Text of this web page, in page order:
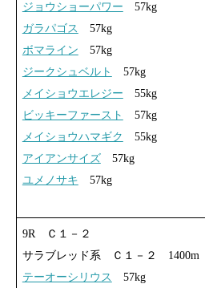
ジョウショーパワー 57kg
ガラパゴス
57kg
ボマライン 57kg
ジークシュベルト
57kg
メイショウエレジー 55kg
ビッキーファースト
57kg
メイショウハマギク
55kg
アイアンサイズ57kg
ユメノサキ 57kg
9R Ｃ１－２
サラブレッド系 Ｃ１－２ 1400m
テーオーシリウス
57kg